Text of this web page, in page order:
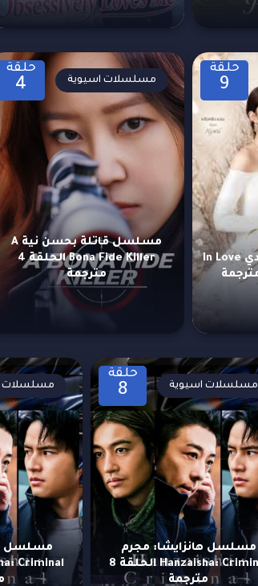
حلقة
9
مسلسل في الحب الأبدي In Love
حلقة
4
مسلسل قاتلة بحسن نية A
Bona Fide Killer الحلقة 4
مترجمة
مسلسلات اسيوية
حلقة
8
مسلسل هانزايشا: مجرم
Hanzaisha: Criminal الحلقة 8
مترجمة
مسلسلات اسيوية
مسلسل
مسلسلات